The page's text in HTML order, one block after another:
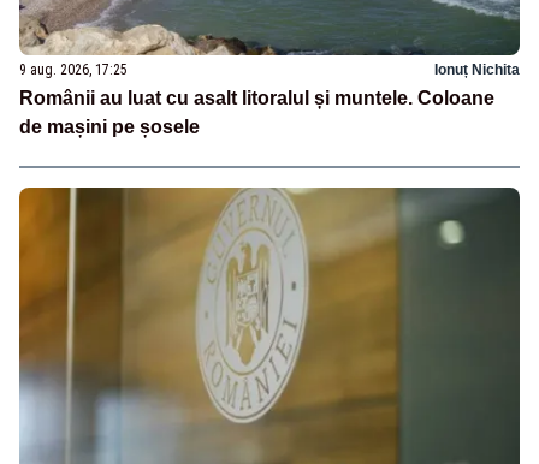
9 aug. 2026, 17:25 Ionuț Nichita
Românii au luat cu asalt litoralul și muntele. Coloane
de mașini pe șosele